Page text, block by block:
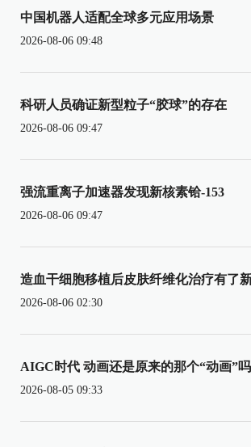
中国机器人适配全球多元应用场景
2026-08-06 09:48
科研人员确证新型粒子“胶球”的存在
2026-08-06 09:47
强流重离子加速器发现新核素铪-153
2026-08-06 09:47
造血干细胞移植后皮肤纤维化治疗有了
2026-08-06 02:30
AIGC时代 动画还是原来的那个“动画”吗
2026-08-05 09:33